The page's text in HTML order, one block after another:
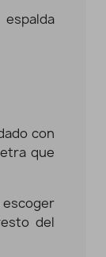
con
que
escoger
del